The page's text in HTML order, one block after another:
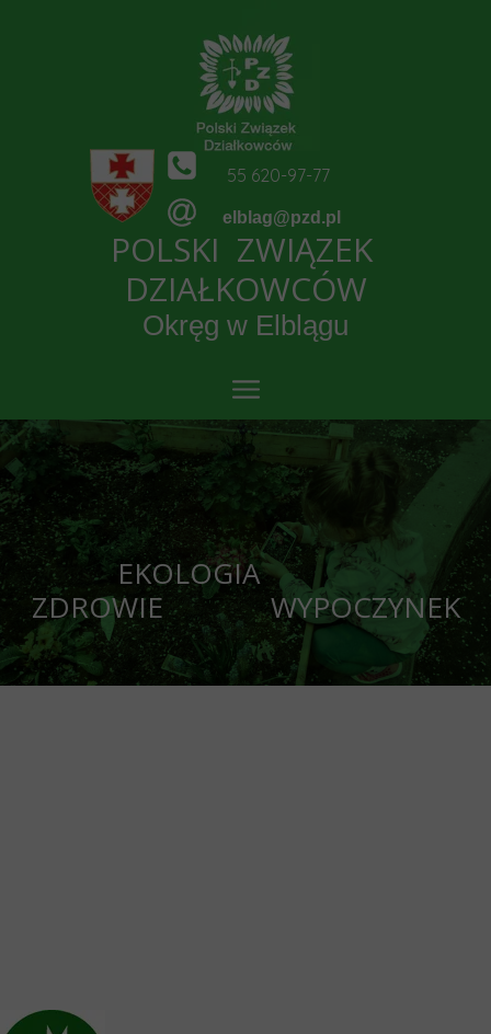
55 620-97-77
elblag@pzd.pl
POLSKI ZWIĄZEK
DZIAŁKOWCÓW
Okręg w Elblągu
EKOLOGIA
ZDROWIE WYPOCZYNEK